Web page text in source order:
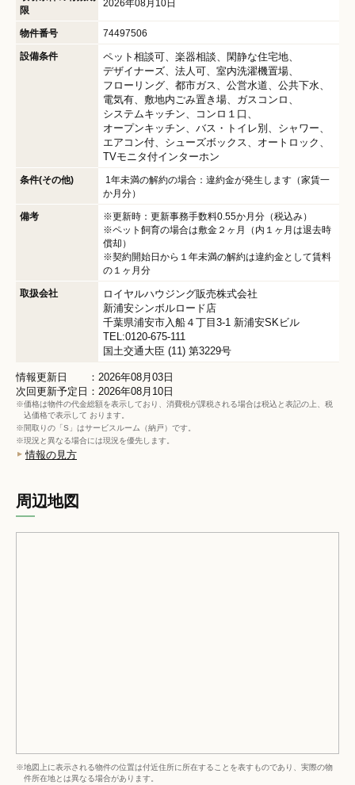
限
2026年08月10日
物件番号 74497506
設備条件 ペット相談可 楽器相談
閑静な住宅地
デザイナーズ
法人可
室内洗濯機置場
フローリング
都市ガス 公営水道
公共下水
電気有
敷地内ごみ置き場
ガスコンロ
システムキッチン
コンロ１口
オープンキッチン
バス・トイレ別
シャワー
エアコン付
シューズボックス
オートロック
TVモニタ付インターホン
条件(その他)
1年未満の解約の場合：違約金が発生します（家賃一
か月分）
備考
※更新時：更新事務手数料0.55か月分（税込み）
※ペット飼育の場合は敷金２ヶ月（内１ヶ月は退去時
償却）
※契約開始日から１年未満の解約は違約金として賃料
の１ヶ月分
取扱会社
ロイヤルハウジング販売株式会社
新浦安シンボルロード店
千葉県浦安市入船４丁目3-1 新浦安SKビル
TEL:0120-675-111
国土交通大臣 (11) 第3229号
情報更新日 ：2026年08月03日
次回更新予定日：2026年08月10日
※価格は物件の代金総額を表示しており、消費税が課税される場合は税込と表記の上、税
込価格で表示して おります。
※間取りの「S」はサービスルーム（納戸）です。
※現況と異なる場合には現況を優先します。
情報の見方
周辺地図
※地図上に表示される物件の位置は付近住所に所在することを表すものであり、実際の物
件所在地とは異なる場合があります。